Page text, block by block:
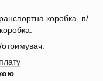
коробка, п/